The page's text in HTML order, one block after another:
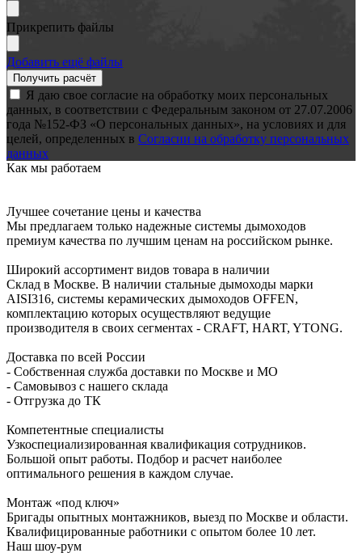
Прикрепить файлы
Добавить ещё файлы
Я даю свое согласие на обработку моих персональных
данных, в соответствии с Федеральным законом от 27.07.2006
года №152-ФЗ «О персональных данных», на условиях и для
целей, определенных в Согласии на обработку персональных
данных
Как мы работаем
Лучшее сочетание цены и качества
Мы предлагаем только надежные системы дымоходов
премиум качества по лучшим ценам на российском рынке.
Широкий ассортимент видов товара в наличии
Склад в Москве. В наличии стальные дымоходы марки
AISI316, системы керамических дымоходов OFFEN,
комплектацию которых осуществляют ведущие
производителя в своих сегментах - CRAFT, HART, YTONG.
Доставка по всей России
- Собственная служба доставки по Москве и МО
- Самовывоз с нашего склада
- Отгрузка до ТК
Компетентные специалисты
Узкоспециализированная квалификация сотрудников.
Большой опыт работы. Подбор и расчет наиболее
оптимального решения в каждом случае.
Монтаж «под ключ»
Бригады опытных монтажников, выезд по Москве и области.
Квалифицированные работники с опытом более 10 лет.
Наш шоу-рум